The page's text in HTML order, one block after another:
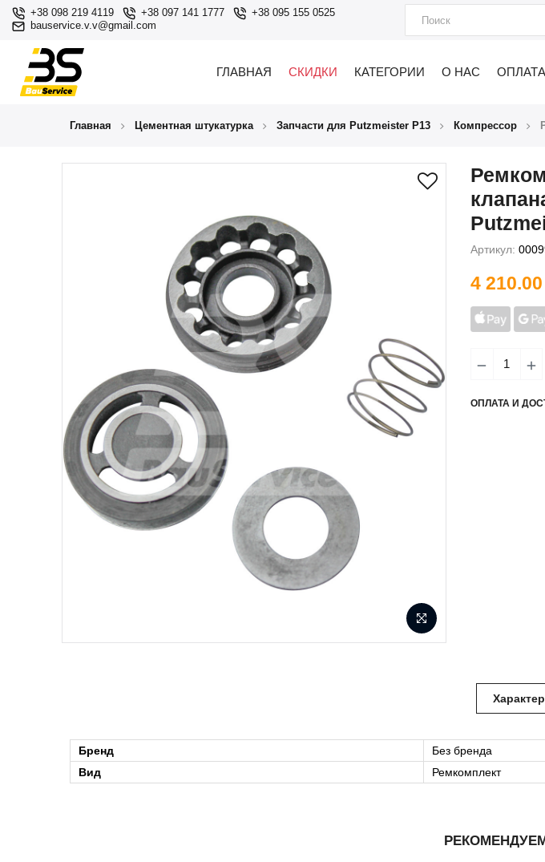
+38 098 219 4119 +38 097 141 1777
+38 095 155 0525
bauservice.v.v@gmail.com
ГЛАВНАЯ СКИДКИ КАТЕГОРИИ О НАС
Главная Цементная штукатурка Запчасти для Putzmeister P13 Компрессор
Артикул:
4
ОПЛАТА И
Бренд
Без бренда
Вид
Ремкомплект